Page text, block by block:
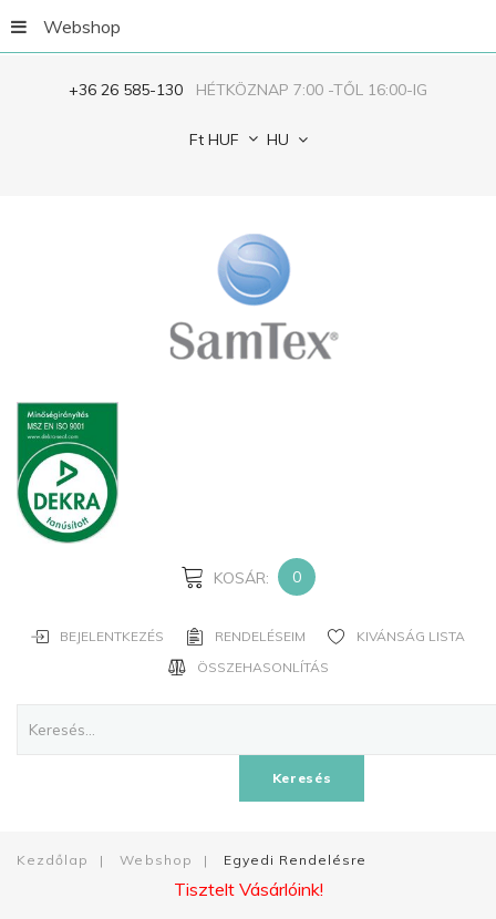
+36 26 585-130 HÉTKÖZNAP 7:00 -TŐL 16:00-IG
Ft HUF HU
KOSÁR: 0
BEJELENTKEZÉS RENDELÉSEIM
KIVÁNSÁG LISTA
ÖSSZEHASONLÍTÁS
Keresés
Webshop
Kezdőlap | Webshop | Egyedi Rendelésre
Tisztelt Vásárlóink!
Jegyezze
meg
A
FIÓK
Google